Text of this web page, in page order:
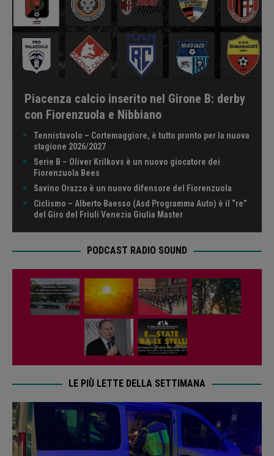
Piacenza calcio inserito nel Girone B: derby
con Fiorenzuola e Nibbiano
Tennistavolo – Cortemaggiore, è tutto pronto per la nuova
stagione 2026/2027
Serie B – Oliver Krilkovs è un nuovo giocatore dei
Fiorenzuola Bees
Savino Orazzo è un nuovo difensore del Fiorenzuola
Ciclismo – Alberto Baesso (Asd Programma Auto) è il “re”
del Giro del Friuli Venezia Giulia Master
PODCAST RADIO SOUND
LE PIÙ LETTE DELLA SETTIMANA